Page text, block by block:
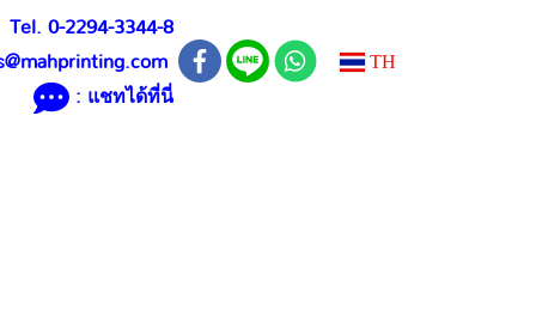
Tel. 0-2294-3344-8
: แชทได้ที่นี่
TH